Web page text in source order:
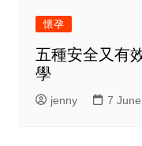
懷孕
五種安全又有
學
jenny 7